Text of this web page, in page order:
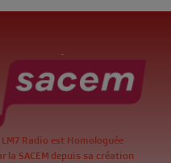
LM7 Radio est Homologuée
la SACEM depuis sa création